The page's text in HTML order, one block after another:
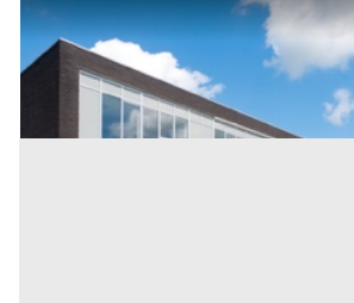
Fabbricati Costruiti per Esigenze
all'asta a Birori
Birori (Nuoro)
Asta chiusa